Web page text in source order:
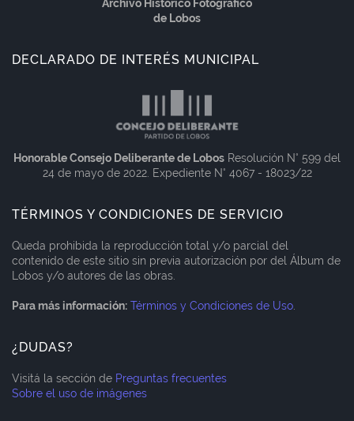
Archivo Histórico Fotográfico
de Lobos
DECLARADO DE INTERÉS MUNICIPAL
Honorable Consejo Deliberante de Lobos Resolución N° 599 del
24 de mayo de 2022. Expediente N° 4067 - 18023/22
TÉRMINOS Y CONDICIONES DE SERVICIO
Queda prohibida la reproducción total y/o parcial del
contenido de este sitio sin previa autorización por del Álbum de
Lobos y/o autores de las obras.
Para más información: Términos y Condiciones de Uso.
¿DUDAS?
Visitá la sección de Preguntas frecuentes
Sobre el uso de imágenes